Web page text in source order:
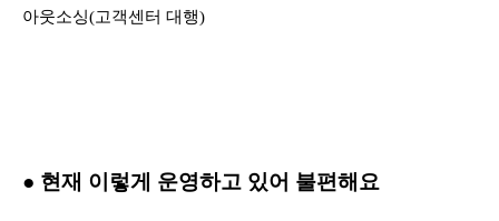
아웃소싱(고객센터 대행)
● 현재 이렇게 운영하고 있어 불편해요